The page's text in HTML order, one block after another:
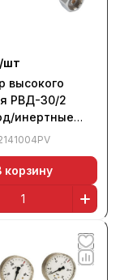
шт
высокого
РВД-30/2
инертные
корзину